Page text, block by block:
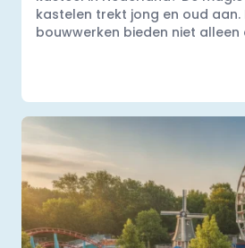
kastelen trekt jong en oud aan.
bouwwerken bieden niet alleen